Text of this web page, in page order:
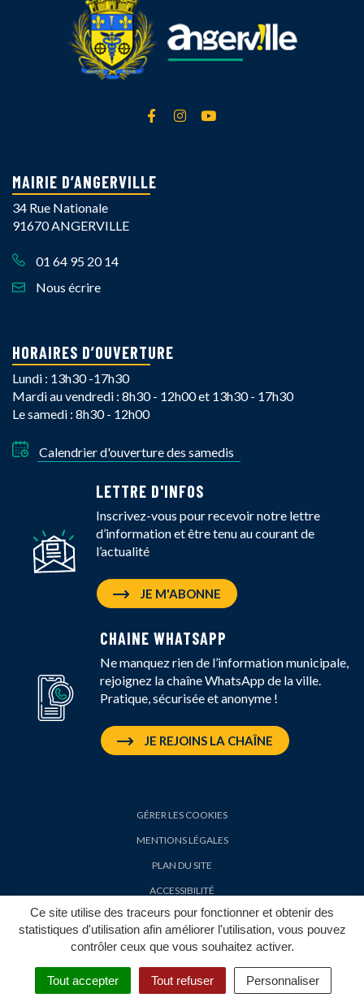
Ce site utilise des traceurs pour fonctionner et obtenir des
statistiques d'utilisation afin améliorer l'utilisation, vous pouvez
contrôler ceux que vous souhaitez activer.
Tout accepter Tout refuser Personnaliser
Lien vers le compte Facebook
Lien vers le compte
MAIRIE D’ANGERVILLE
34 Rue Nationale
91670 ANGERVILLE
01 64 95 20 14
Nous écrire
HORAIRES D’OUVERTURE
Lundi : 13h30 -17h30
Mardi au vendredi : 8h30 - 12h00 et 13h30 - 17h30
Le samedi : 8h30 - 12h00
Calendrier d'ouverture des samedis
LETTRE D'INFOS
Inscrivez-vous pour recevoir notre lettre
d’information et être tenu au courant de
l’actualité
JE M'ABONNE
CHAINE WHATSAPP
Ne manquez rien de l’information municipale,
rejoignez la chaîne WhatsApp de la ville.
Pratique, sécurisée et anonyme !
JE REJOINS LA CHAÎNE
GÉRER LES COOKIES
MENTIONS LÉGALES
PLAN DU SITE
ACCESSIBILITÉ
POLITIQUE DE CONFIDENTIALITÉ